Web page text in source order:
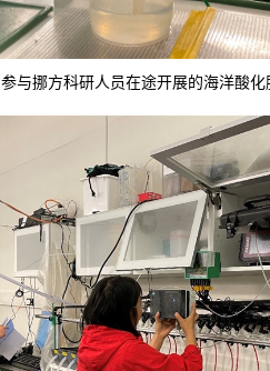
参与挪方科研人员在途开展的海洋酸